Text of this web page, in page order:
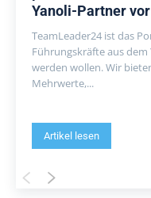
Yanoli-Partner vor
TeamLeader24 ist das
Führungskräfte aus
werden wollen. Wir
Mehrwerte,...
Artikel lesen